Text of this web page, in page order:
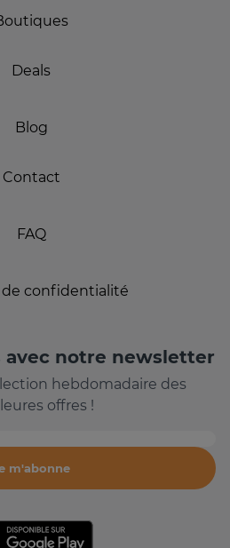
Deals
Blog
Contact
FAQ
de confidentialité
avec notre newsletter
hebdomadaire des
offres !
m'abonne